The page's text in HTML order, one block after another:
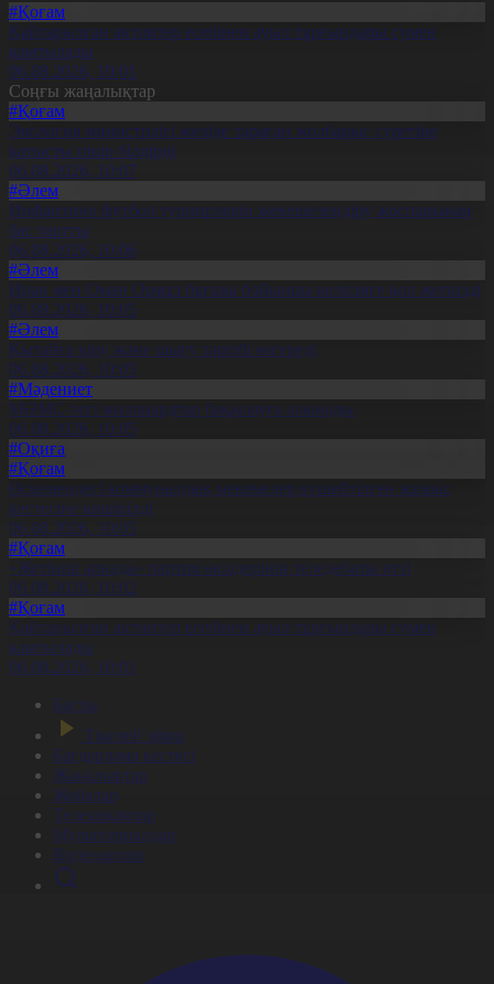
#Қоғам
Қайтарылған активтер есебінен ауыл тұрғындары сумен
қамтылады
06.08.2026, 10:01
Соңғы жаңалықтар
#Қоғам
Экология министрлігі желіде тараған жолбарыс суретіне
қатысты пікір білдірді
06.08.2026, 10:07
#Әлем
Инфантино футбол турнирлерін жекешелендіру жоспарынан
бас тартты
06.08.2026, 10:06
#Әлем
Иран мен Оман Ормұз бұғазы бойынша келісімге қол жеткізді
06.08.2026, 10:05
#Әлем
Қытайға кіру және шығу тәртібі өзгереді
06.08.2026, 10:05
#Мәдениет
МӘМС-тегі миллиардтар бақылауға алынады
06.08.2026, 10:05
#Оқиға
#Қоғам
Өскемендегі коммуналдық мекемелер күшейтілген жұмыс
кестесіне көшірілді
06.08.2026, 10:05
#Қоғам
«Жетінші арнада» партия өкілдерінің теледебаты өтті
06.08.2026, 10:02
#Қоғам
Қайтарылған активтер есебінен ауыл тұрғындары сумен
қамтылады
06.08.2026, 10:01
Басты
Тікелей эфир
Бағдарлама кестесі
Жаңалықтар
Жобалар
Телехикаялар
Мультсериалдар
Видеоархив